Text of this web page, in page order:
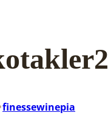
finessewinepia